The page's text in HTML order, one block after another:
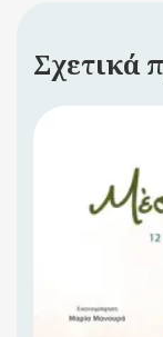
Σχετικά